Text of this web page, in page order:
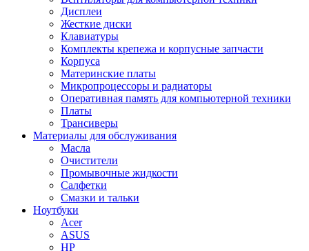
Дисплеи
Жесткие диски
Клавиатуры
Комплекты крепежа и корпусные запчасти
Корпуса
Материнские платы
Микропроцессоры и радиаторы
Оперативная память для компьютерной техники
Платы
Трансиверы
Материалы для обслуживания
Масла
Очистители
Промывочные жидкости
Салфетки
Смазки и тальки
Ноутбуки
Acer
ASUS
HP